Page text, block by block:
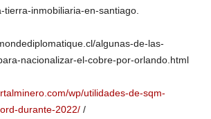
inmobiliaria-en-santiago.
algunas-de-las-
nacionalizar-el-cobre-por-orlando.html
wp/utilidades-de-sqm-
durante-2022/ /